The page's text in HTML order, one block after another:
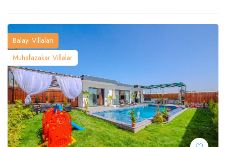
Balayı Villaları
Muhafazakar Villalar